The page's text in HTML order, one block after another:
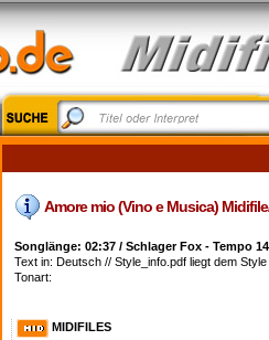
Amore mio (Vino e Musica)
Songlänge: 02:37 / Schlager Fox - Tempo
Text in: Deutsch // Style_info.pdf liegt dem Style
Tonart:
MIDIFILES